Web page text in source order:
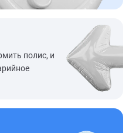
полис, и